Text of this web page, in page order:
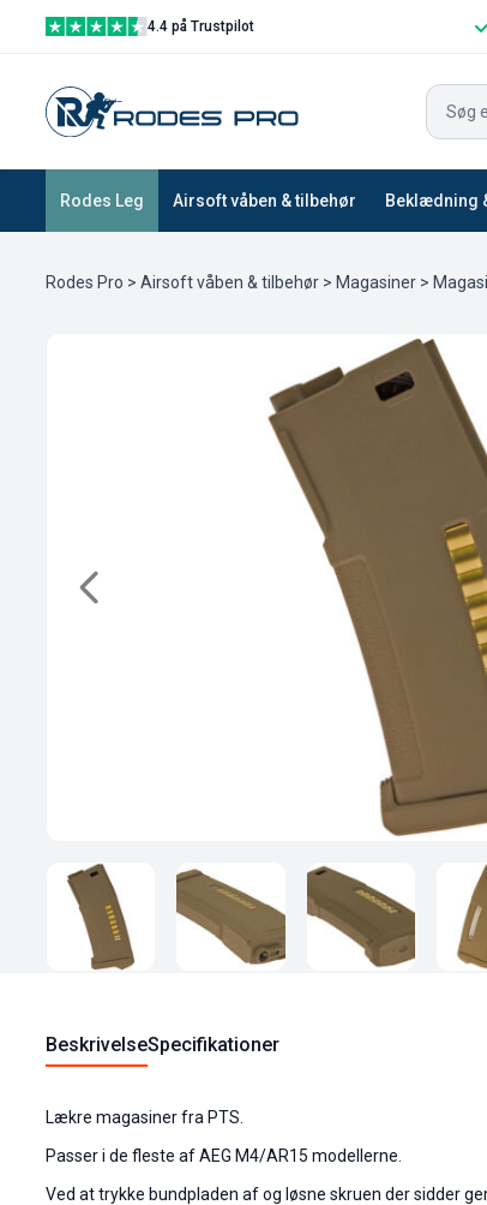
4.4 på Trustpilot
Rodes Leg Airsoft våben & tilbehør Beklædning
Rodes Pro > Airsoft våben & tilbehør > Magasiner >
BeskrivelseSpecifikationer
Lækre magasiner fra PTS.
Passer i de fleste af AEG M4/AR15 modellerne.
Ved at trykke bundpladen af og løsne skruen der sidder